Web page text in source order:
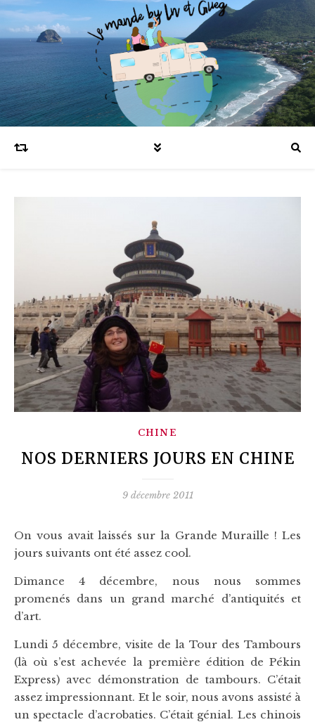
Blog voyages en famille et expatriation
CHINE
NOS DERNIERS JOURS EN CHINE
9 décembre 2011
On vous avait laissés sur la Grande Muraille ! Les
jours suivants ont été assez cool.
Dimance 4 décembre, nous nous sommes
promenés dans un grand marché d’antiquités et
d’art.
Lundi 5 décembre, visite de la Tour des Tambours
(là où s’est achevée la première édition de Pékin
Express) avec démonstration de tambours. C’était
assez impressionnant. Et le soir, nous avons assisté à
un spectacle d’acrobaties. C’était génial. Les chinois